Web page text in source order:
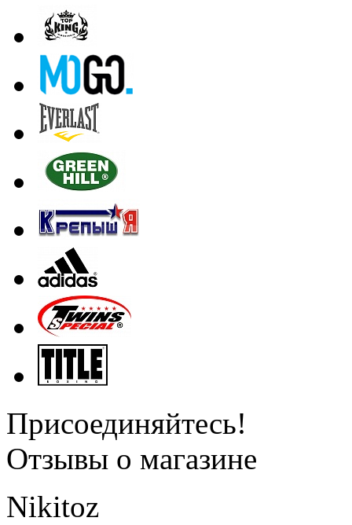
Присоединяйтесь!
Отзывы о магазине
Nikitoz